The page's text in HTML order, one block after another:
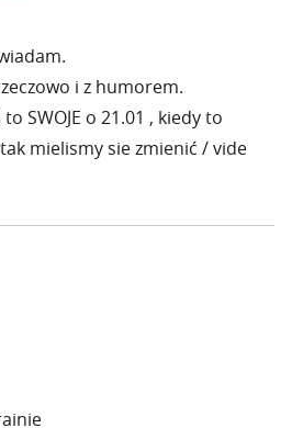
i z humorem.
SWOJE o 21.01 , kiedy to
mielismy sie zmienić / vide